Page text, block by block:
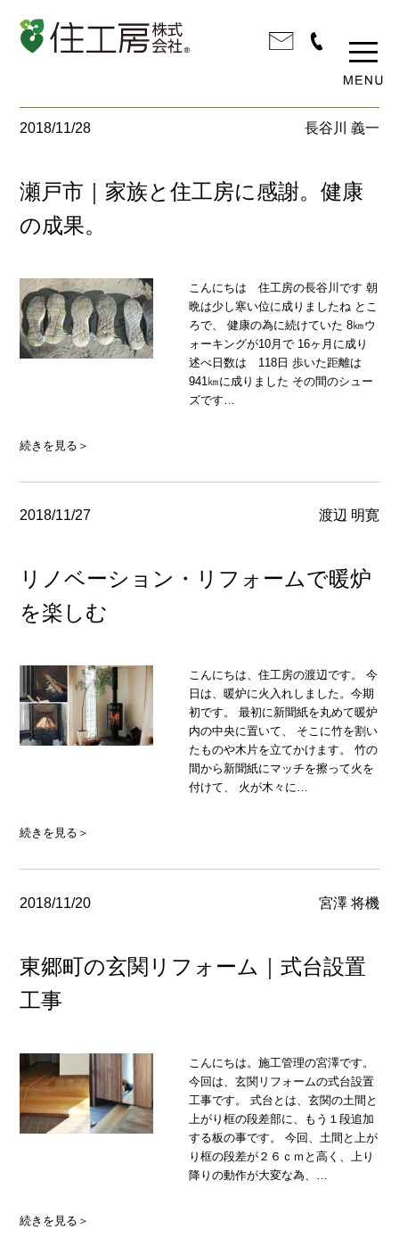
2018/11/28 長谷川 義一
瀬戸市｜家族と住工房に感謝。健康
の成果。
こんにちは 住工房の長谷川です 朝
晩は少し寒い位に成りましたね とこ
ろで、 健康の為に続けていた 8㎞ウ
ォーキングが10月で 16ヶ月に成り
述べ日数は 118日 歩いた距離は
941㎞に成りました その間のシュー
ズです…
続きを見る＞
2018/11/27 渡辺 明寛
リノベーション・リフォームで暖炉
を楽しむ
こんにちは、住工房の渡辺です。 今
日は、暖炉に火入れしました。今期
初です。 最初に新聞紙を丸めて暖炉
内の中央に置いて、 そこに竹を割い
たものや木片を立てかけます。 竹の
間から新聞紙にマッチを擦って火を
付けて、 火が木々に…
続きを見る＞
2018/11/20 宮澤 将機
東郷町の玄関リフォーム｜式台設置
工事
こんにちは。施工管理の宮澤です。
今回は、玄関リフォームの式台設置
工事です。 式台とは、玄関の土間と
上がり框の段差部に、もう１段追加
する板の事です。 今回、土間と上が
り框の段差が２６ｃｍと高く、上り
降りの動作が大変な為、…
続きを見る＞